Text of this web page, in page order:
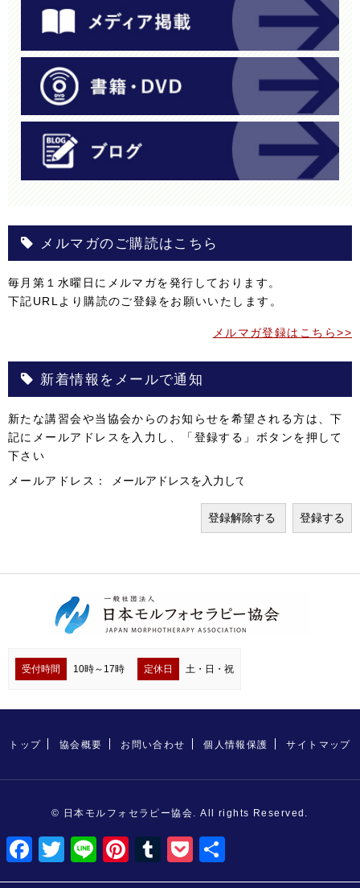
メルマガのご購読はこちら
毎月第１水曜日にメルマガを発行しております。
下記URLより購読のご登録をお願いいたします。
メルマガ登録はこちら>>
新着情報をメールで通知
新たな講習会や当協会からのお知らせを希望される方は、下
記にメールアドレスを入力し、「登録する」ボタンを押して
下さい
メールアドレス：
受付時間 10時～17時 定休日 土・日・祝
トップ 協会概要 お問い合わせ 個人情報保護 サイトマップ
© 日本モルフォセラピー協会. All rights Reserved.
F
e
T
t
L
e
t
T
b
P
k